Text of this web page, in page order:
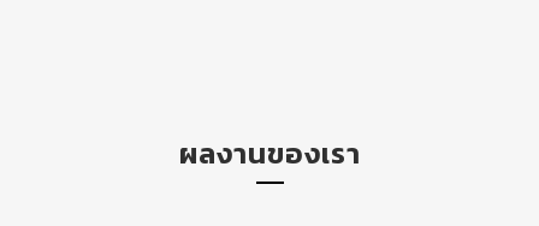
ผลงานของเรา